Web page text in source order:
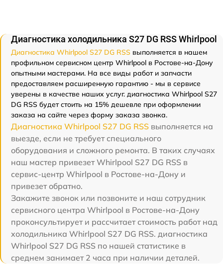
Диагностика холодильника S27 DG RSS Whirlpool
Диагностика Whirlpool S27 DG RSS выполняется в нашем
профильном сервисном центр Whirlpool в Ростове-на-Дону
опытными мастерами. На все виды работ и запчасти
предоставляем расширенную гарантию - мы в сервисе
уверены в качестве наших услуг. диагностика Whirlpool S27
DG RSS будет стоить на 15% дешевле при оформлении
заказа на сайте через форму заказа звонка.
Диагностика Whirlpool S27 DG RSS выполняется на
выезде, если не требует специального
оборудования и сложного ремонта. В таких случаях
наш мастер привезет Whirlpool S27 DG RSS в
сервис-центр Whirlpool в Ростове-на-Дону и
привезет обратно.
Закажите звонок или позвоните и наш сотрудник
сервисного центра Whirlpool в Ростове-на-Дону
проконсультирует и рассчитает стоимость работ над
холодильника Whirlpool S27 DG RSS. диагностика
Whirlpool S27 DG RSS по нашей статистике в
среднем занимает 2 часа при наличии деталей.